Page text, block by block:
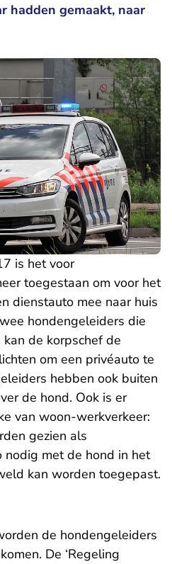
hadden gemaakt, naar
is het voor
toegestaan om voor het
dienstauto mee naar huis
hondengeleiders die
de korpschef de
om een privéauto te
hebben ook buiten
de hond. Ook is er
van woon-werkverkeer:
gezien als
met de hond in het
kan worden toegepast.
de hondengeleiders
De ‘Regeling